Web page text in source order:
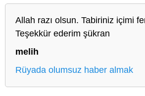
Allah razı olsun. Tabiriniz içimi
Teşekkür ederim şükran
melih
Rüyada olumsuz haber almak